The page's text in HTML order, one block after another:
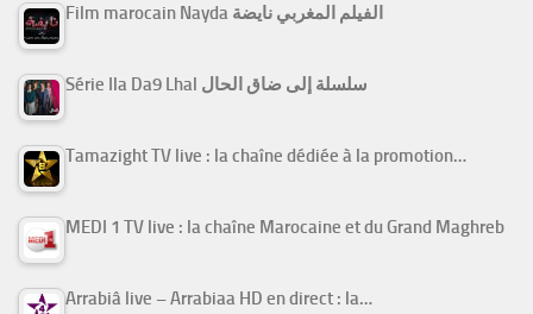
Film marocain Nayda الفيلم المغربي نايضة
Série Ila Da9 Lhal سلسلة إلى ضاق الحال
Tamazight TV live : la chaîne dédiée à la promotion…
MEDI 1 TV live : la chaîne Marocaine et du Grand Maghreb
Arrabiâ live – Arrabiaa HD en direct : la…